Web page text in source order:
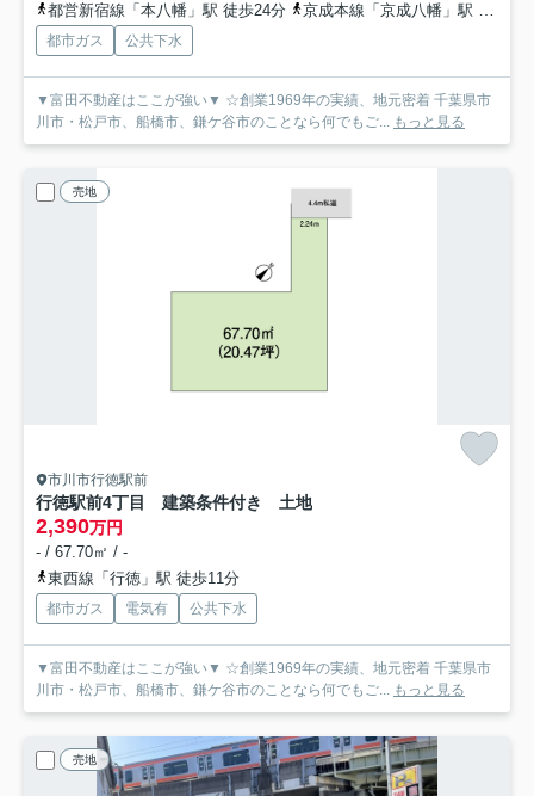
都営新宿線「本八幡」駅 徒歩24分
京成本線「京成八幡」駅 徒歩23分
都市ガス 公共下水
▼富田不動産はここが強い▼ ☆創業1969年の実績、地元密着 千葉県市
川市・松戸市、船橋市、鎌ケ谷市のことなら何でもご... もっと見る
売地
市川市行徳駅前
行徳駅前4丁目 建築条件付き 土地
2,390万円
- / 67.70㎡ / -
東西線「行徳」駅 徒歩11分
都市ガス 電気有 公共下水
▼富田不動産はここが強い▼ ☆創業1969年の実績、地元密着 千葉県市
川市・松戸市、船橋市、鎌ケ谷市のことなら何でもご... もっと見る
売地